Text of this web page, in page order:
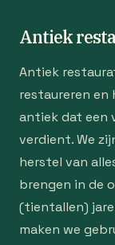
Antiek
Antiek
restaureren
antiek dat een
verdient. We
herstel van
brengen in de
(tientallen)
maken we